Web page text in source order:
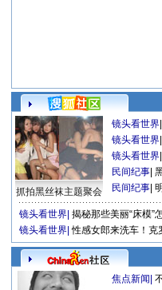
抓拍黑丝袜主题聚会
镜头看世界
镜头看世界
镜头看世界
民间纪事
民间纪事
镜头看世界 揭秘那些美丽“床模”
镜头看世界 性感女郎来洗车！克
焦点新闻